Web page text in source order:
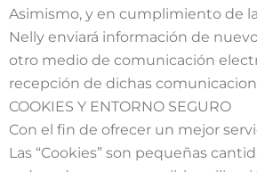
Asimismo, y en cumplimiento de
Nelly enviará información de
otro medio de comunicación
recepción de dichas
COOKIES Y ENTORNO SEGURO
Con el fin de ofrecer un mejor
Las “Cookies” son pequeñas